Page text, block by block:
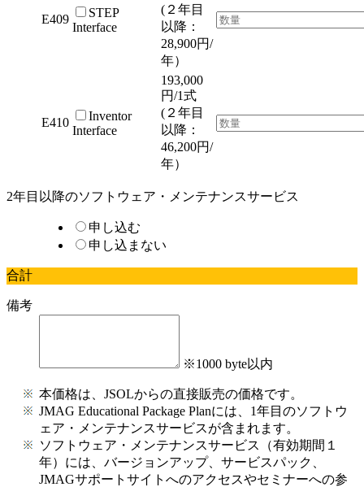
E409
STEP
Interface
(２年目
以降：
28,900円/
年）
E410
Inventor
Interface
193,000
円/1式
(２年目
以降：
46,200円/
年）
2年目以降のソフトウェア・メンテナンスサービス
申し込む
申し込まない
合計
備考
※1000 byte以内
本価格は、JSOLからの直接販売の価格です。
JMAG Educational Package Planには、1年目のソフトウ
ェア・メンテナンスサービスが含まれます。
ソフトウェア・メンテナンスサービス（有効期間１
年）には、バージョンアップ、サービスパック、
JMAGサポートサイトへのアクセスやセミナーへの参